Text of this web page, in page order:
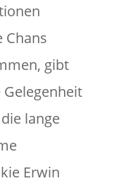
Chans
gibt
lange
Erwin